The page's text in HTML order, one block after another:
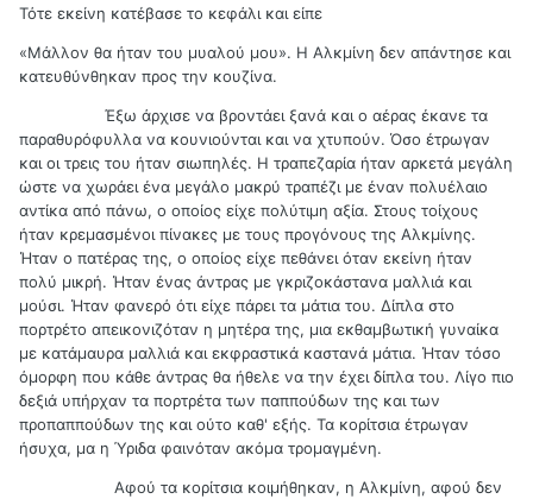
Τότε εκείνη κατέβασε το κεφάλι και είπε
«Μάλλον θα ήταν του μυαλού μου». Η Αλκμίνη δεν απάντησε και
κατευθύνθηκαν προς την κουζίνα.
Έξω άρχισε να βροντάει ξανά και ο αέρας έκανε τα
παραθυρόφυλλα να κουνιούνται και να χτυπούν. Όσο έτρωγαν
και οι τρεις του ήταν σιωπηλές. Η τραπεζαρία ήταν αρκετά μεγάλη
ώστε να χωράει ένα μεγάλο μακρύ τραπέζι με έναν πολυέλαιο
αντίκα από πάνω, ο οποίος είχε πολύτιμη αξία. Στους τοίχους
ήταν κρεμασμένοι πίνακες με τους προγόνους της Αλκμίνης.
Ήταν ο πατέρας της, ο οποίος είχε πεθάνει όταν εκείνη ήταν
πολύ μικρή. Ήταν ένας άντρας με γκριζοκάστανα μαλλιά και
μούσι. Ήταν φανερό ότι είχε πάρει τα μάτια του. Δίπλα στο
πορτρέτο απεικονιζόταν η μητέρα της, μια εκθαμβωτική γυναίκα
με κατάμαυρα μαλλιά και εκφραστικά καστανά μάτια. Ήταν τόσο
όμορφη που κάθε άντρας θα ήθελε να την έχει δίπλα του. Λίγο πιο
δεξιά υπήρχαν τα πορτρέτα των παππούδων της και των
προπαππούδων της και ούτο καθ' εξής. Τα κορίτσια έτρωγαν
ήσυχα, μα η Ύριδα φαινόταν ακόμα τρομαγμένη.
Αφού τα κορίτσια κοιμήθηκαν, η Αλκμίνη, αφού δεν